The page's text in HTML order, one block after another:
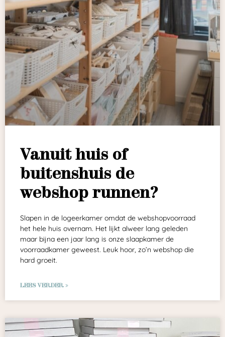
Vanuit huis of
buitenshuis de
webshop runnen?
Slapen in de logeerkamer omdat de webshopvoorraad
het hele huis overnam. Het lijkt alweer lang geleden
maar bijna een jaar lang is onze slaapkamer de
voorraadkamer geweest. Leuk hoor, zo’n webshop die
hard groeit.
LEES VERDER »